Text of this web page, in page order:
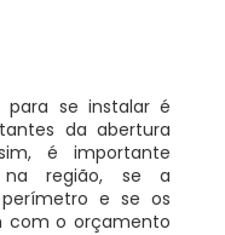
para se instalar é
da abertura
é importante
região, se a
e se os
com o orçamento